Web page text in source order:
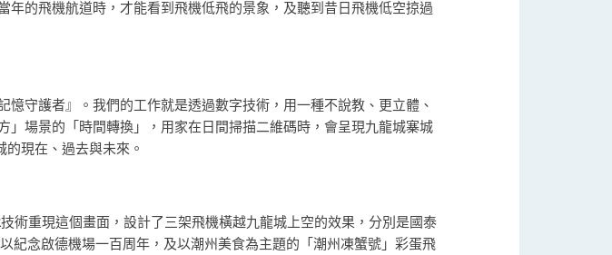
的飛機航道時，才能看到飛機低飛的景象，及聽到昔日飛機低空掠過
守護者』。我們的工作就是透過數字技術，用一種不說教、更立體、
場景的「時間轉換」，用家在日間掃描二維碼時，會呈現九龍城寨城
現在、過去與未來。
術重現這個畫面，設計了三架飛機橫越九龍城上空的效果，分別是國泰
紀念啟德機場一百周年，及以潮州美食為主題的「潮州凍蟹號」彩蛋飛